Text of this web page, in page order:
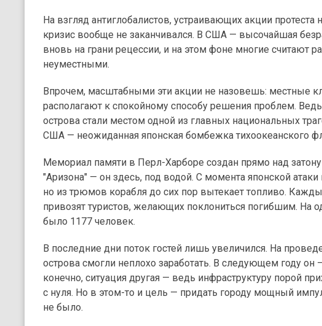
На взгляд антиглобалистов, устраивающих акции протеста
кризис вообще не заканчивался. В США — высочайшая
вновь на грани рецессии, и на этом фоне многие считают
неуместными.
Впрочем, масштабными эти акции не назовешь: местные
располагают к спокойному способу решения проблем.
острова стали местом одной из главных национальных
США — неожиданная японская бомбежка тихоокеанского
Мемориал памяти в Перл-Харборе создан прямо над
"Аризона" — он здесь, под водой. С момента японской
но из трюмов корабля до сих пор вытекает топливо.
привозят туристов, желающих поклониться погибшим. На
было 1177 человек.
В последние дни поток гостей лишь увеличился. На
острова смогли неплохо заработать. В следующем году он
конечно, ситуация другая — ведь инфраструктуру порой
с нуля. Но в этом-то и цель — придать городу мощный
не было.